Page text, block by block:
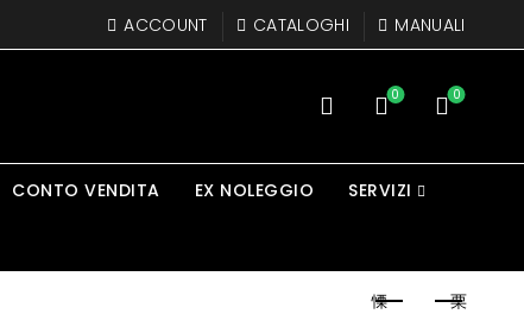
ACCOUNT CATALOGHI MANUALI
0 0
CONTO VENDITA EX NOLEGGIO SERVIZI